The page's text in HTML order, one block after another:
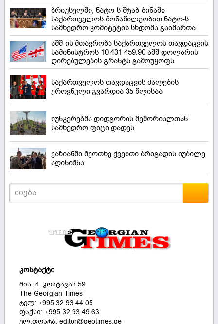
ბრიუსელში, ნატო-ს შტაბ-ბინაში
საქართველოს მონაწილეობით ნატო-ს
სამხედრო კომიტეტის სხდომა გაიმართა
აშშ-ის მთავრობა საქართველოს თავდაცვის
სამინისტროს 10 431 459.90 აშშ დოლარის
ღირებულების გრანტს გამოუყოფს
საქართველოს თავდაცვის ძალების
ეროვნული გვარდია 35 წლისაა
იუნკერებმა დიდგორის მემორიალთან
სამხედრო ფიცი დადეს
ვაზიანში მეოთხე ქვეითი ბრიგადის იუბილე
აღინიშნა
კონტაქტი
მის: მ. კოსტავას 59
The Georgian Times
ტელ: +995 32 93 44 05
ფაქსი: +995 32 93 49 63
ელ.ფოსტა: editor@geotimes.ge